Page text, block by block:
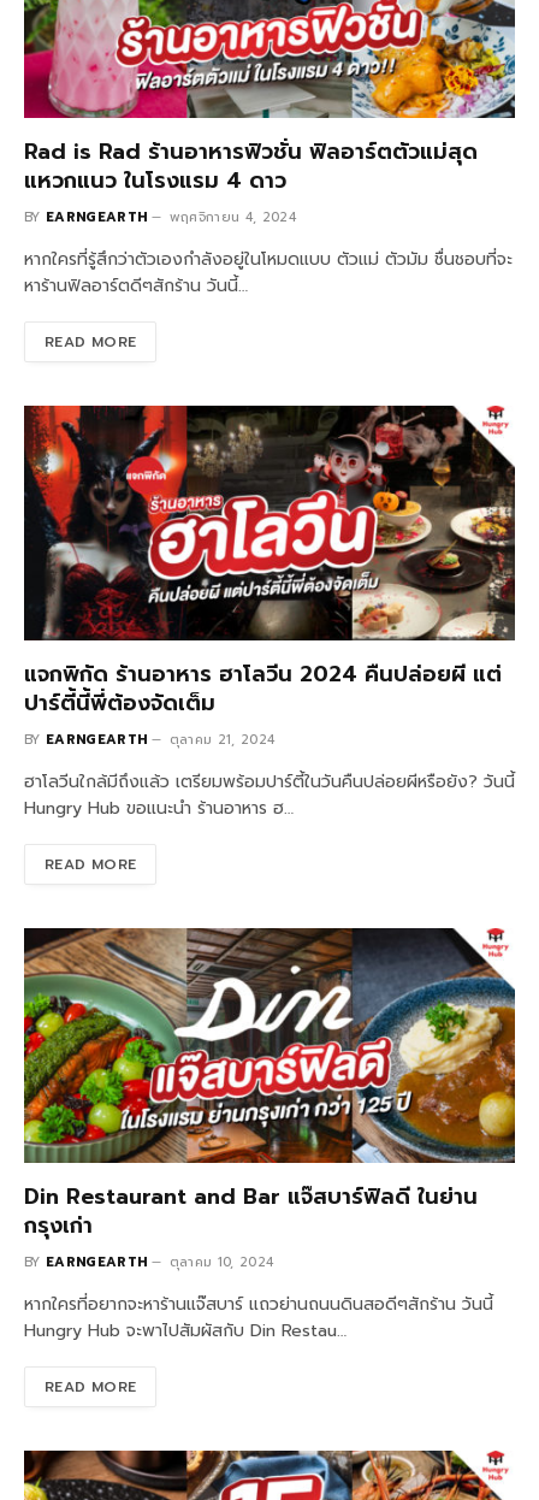
Rad is Rad ร้านอาหารฟิวชั่น ฟิลอาร์ตตัวแม่สุด
แหวกแนว ในโรงแรม 4 ดาว
BY EARNGEARTH พฤศจิกายน 4, 2024
หากใครที่รู้สึกว่าตัวเองกำลังอยู่ในโหมดแบบ ตัวแม่ ตัวมัม ชื่นชอบที่จะ
หาร้านฟิลอาร์ตดีๆสักร้าน วันนี้…
READ MORE
แจกพิกัด ร้านอาหาร ฮาโลวีน 2024 คืนปล่อยผี แต่
ปาร์ตี้นี้พี่ต้องจัดเต็ม
BY EARNGEARTH ตุลาคม 21, 2024
ฮาโลวีนใกล้มีถึงแล้ว เตรียมพร้อมปาร์ตี้ในวันคืนปล่อยผีหรือยัง? วันนี้
Hungry Hub ขอแนะนำ ร้านอาหาร ฮ…
READ MORE
Din Restaurant and Bar แจ๊สบาร์ฟิลดี ในย่าน
กรุงเก่า
BY EARNGEARTH ตุลาคม 10, 2024
หากใครที่อยากจะหาร้านแจ๊สบาร์ แถวย่านถนนดินสอดีๆสักร้าน วันนี้
Hungry Hub จะพาไปสัมผัสกับ Din Restau…
READ MORE